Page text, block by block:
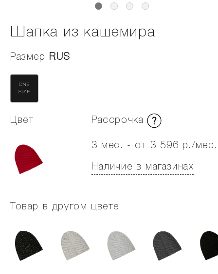
Шапка из кашемира
Размер RUS
ONE
SIZE
Цвет Рассрочка
3 мес. - от 3 596 р./мес.
Наличие в магазинах
Товар в другом цвете